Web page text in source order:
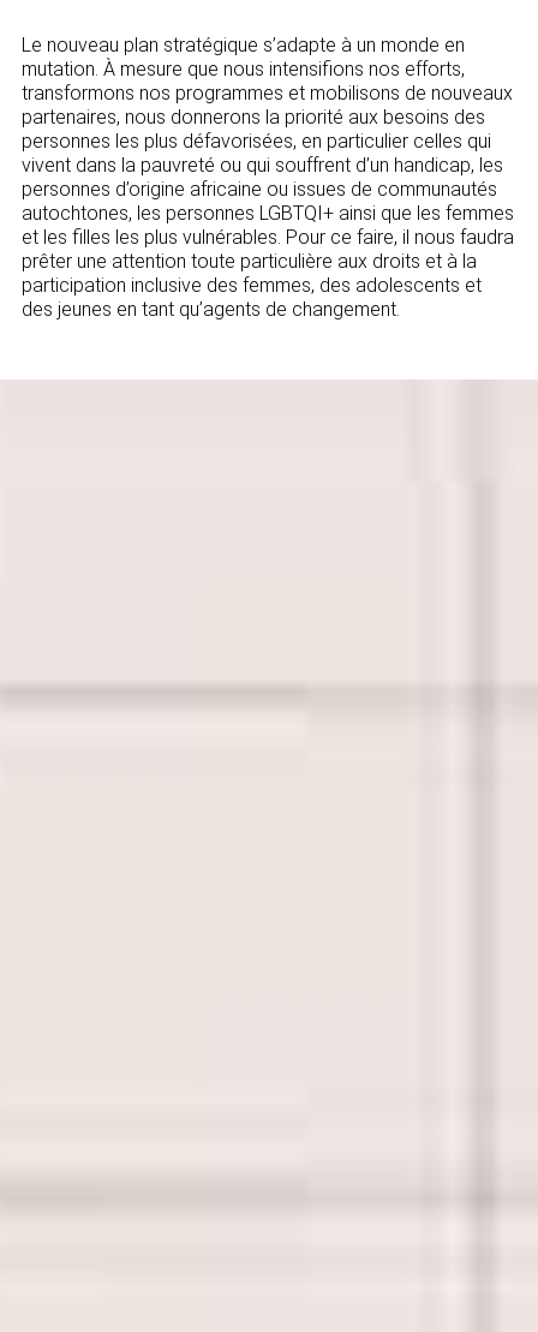
Le nouveau plan stratégique s’adapte à un monde en
mutation. À mesure que nous intensifions nos efforts,
transformons nos programmes et mobilisons de nouveaux
partenaires, nous donnerons la priorité aux besoins des
personnes les plus défavorisées, en particulier celles qui
vivent dans la pauvreté ou qui souffrent d’un handicap, les
personnes d’origine africaine ou issues de communautés
autochtones, les personnes LGBTQI+ ainsi que les femmes
et les filles les plus vulnérables. Pour ce faire, il nous faudra
prêter une attention toute particulière aux droits et à la
participation inclusive des femmes, des adolescents et
des jeunes en tant qu’agents de changement.